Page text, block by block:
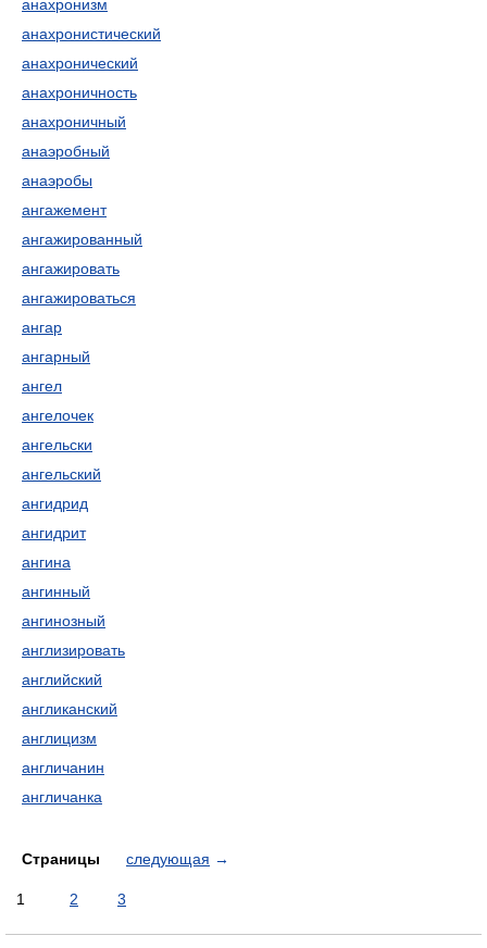
анахронизм
анахронистический
анахронический
анахроничность
анахроничный
анаэробный
анаэробы
ангажемент
ангажированный
ангажировать
ангажироваться
ангар
ангарный
ангел
ангелочек
ангельски
ангельский
ангидрид
ангидрит
ангина
ангинный
ангинозный
англизировать
английский
англиканский
англицизм
англичанин
англичанка
Страницы следующая →
1 2 3